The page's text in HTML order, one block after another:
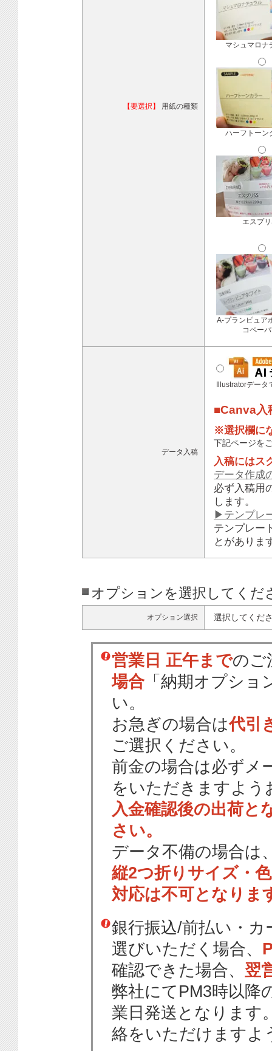
【要選択】 用紙の種類
マシュマロナ
ハーフトーン
エスプ
A-プランピュア
コペー
データ入稿
Illustratorデータ
■Canva入
※選択欄に
下記ページを
入稿にはス
データ作成
必ず入稿用
します。
▶テンプレ
テンプレー
とがありま
オプションを選択してくだ
オプション選択 選択してくだ
営業日 正午までのご
場合 「納期オプショ
い。
お急ぎの場合は代引
ご選択ください。
前金の場合は必ずメ
をいただきますよう
入金確認後の出荷と
さい。
データ不備の場合は
縦2つ折りサイズ・
対応は不可となりま
銀行振込/前払い・
選びいただく場合、
確認できた場合、 翌
弊社にてPM3時以降
業日発送となります
絡をいただけますよ